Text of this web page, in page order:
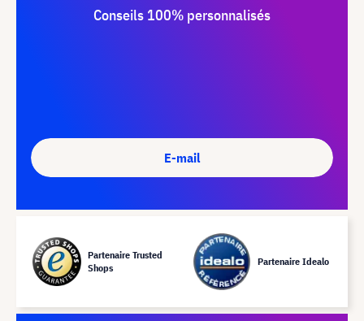
Conseils 100% personnalisés
E-mail
Partenaire Trusted
Shops
Partenaire Idealo